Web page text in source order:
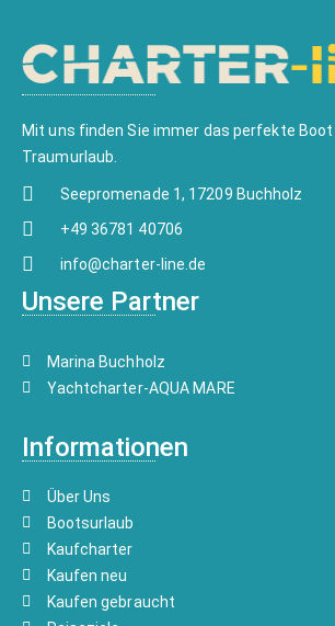
Mit uns finden Sie immer das perfekte Boot
Traumurlaub.
Seepromenade 1, 17209 Buchholz
+49 36781 40706
info@charter-line.de
Unsere Partner
Marina Buchholz
Yachtcharter-AQUA MARE
Informationen
Über Uns
Bootsurlaub
Kaufcharter
Kaufen neu
Kaufen gebraucht